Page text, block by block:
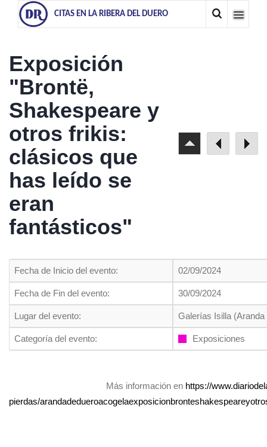
CITAS EN LA RIBERA DEL DUERO
Exposición
"Brontë,
Shakespeare y
otros frikis:
clásicos que
has leído se
eran
fantásticos"
Fecha de Inicio del evento: 02/09/2024
Fecha de Fin del evento: 30/09/2024
Lugar del evento: Galerías Isilla (Aranda
Categoría del evento: Exposiciones
Más información enhttps://
pierdas/